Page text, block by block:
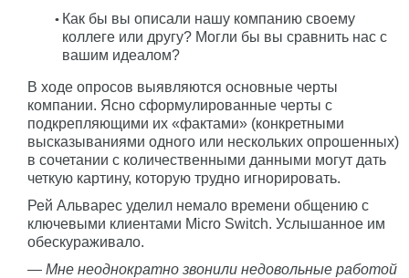
Как бы вы описали нашу компанию своему
коллеге или другу? Могли бы вы сравнить нас с
вашим идеалом?
В ходе опросов выявляются основные черты
компании. Ясно сформулированные черты с
подкрепляющими их «фактами» (конкретными
высказываниями одного или нескольких опрошенных)
в сочетании с количественными данными могут дать
четкую картину, которую трудно игнорировать.
Рей Альварес уделил немало времени общению с
ключевыми клиентами Micro Switch. Услышанное им
обескураживало.
— Мне неоднократно звонили недовольные работой